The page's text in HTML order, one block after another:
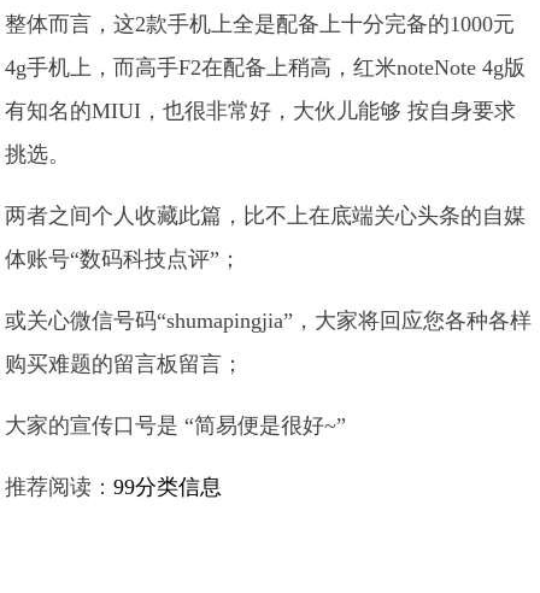
整体而言，这2款手机上全是配备上十分完备的1000元
4g手机上，而高手F2在配备上稍高，红米noteNote 4g版
有知名的MIUI，也很非常好，大伙儿能够 按自身要求
挑选。
两者之间个人收藏此篇，比不上在底端关心头条的自媒
体账号“数码科技点评”；
或关心微信号码“shumapingjia”，大家将回应您各种各样
购买难题的留言板留言；
大家的宣传口号是 “简易便是很好~”
推荐阅读：99分类信息